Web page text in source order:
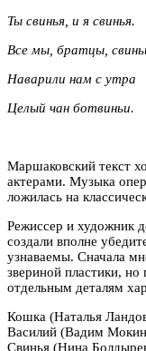
Ты свинья, и я свинья.
Все мы, братцы,
Наварили нам с утра
Целый чан ботвиньи.
Маршаковский текст
актерами. Музыка
ложилась на
Режиссер и художник
создали вполне
узнаваемы. Сначала
звериной пластики,
отдельным деталям
Кошка (Наталья
Василий (Вадим
Свинья (Нина